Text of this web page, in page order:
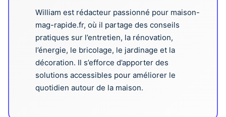
William est rédacteur passionné pour maison-
mag-rapide.fr, où il partage des conseils
pratiques sur l’entretien, la rénovation,
l’énergie, le bricolage, le jardinage et la
décoration. Il s’efforce d’apporter des
solutions accessibles pour améliorer le
quotidien autour de la maison.